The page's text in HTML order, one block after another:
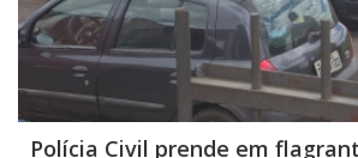
Polícia Civil prende em